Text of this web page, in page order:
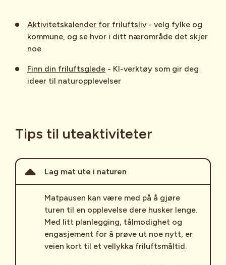
Aktivitetskalender for friluftsliv- velg fylke og
kommune, og se hvor i ditt nærområde det skjer
noe
Finn din friluftsglede - KI-verktøy som gir deg
ideer til naturopplevelser
Tips til uteaktiviteter
Lag mat ute i naturen
Matpausen kan være med på å gjøre
turen til en opplevelse dere husker lenge.
Med litt planlegging, tålmodighet og
engasjement for å prøve ut noe nytt, er
veien kort til et vellykka friluftsmåltid.